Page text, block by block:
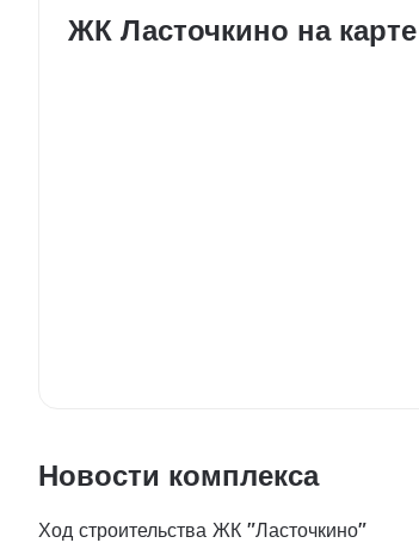
ЖК Ласточкино на карте
Новости комплекса
Ход строительства ЖК "Ласточкино"